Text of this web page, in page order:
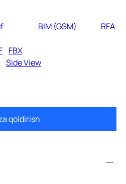
BIM(GSM)
RFA
FBX
Side View
qoldirish